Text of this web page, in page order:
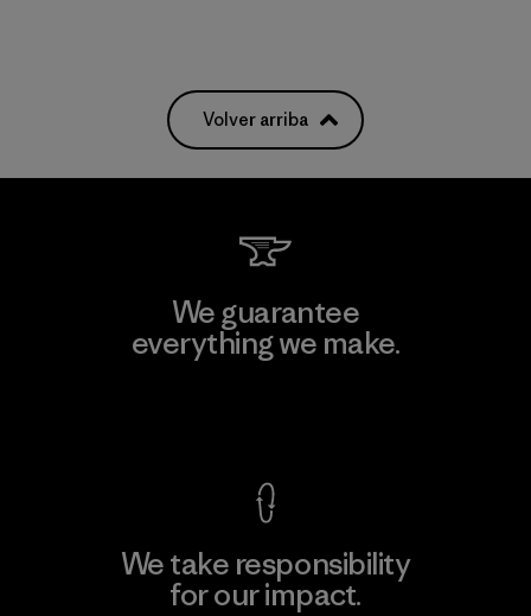
Volver arriba
We guarantee
everything we make.
We take responsibility
for our impact.